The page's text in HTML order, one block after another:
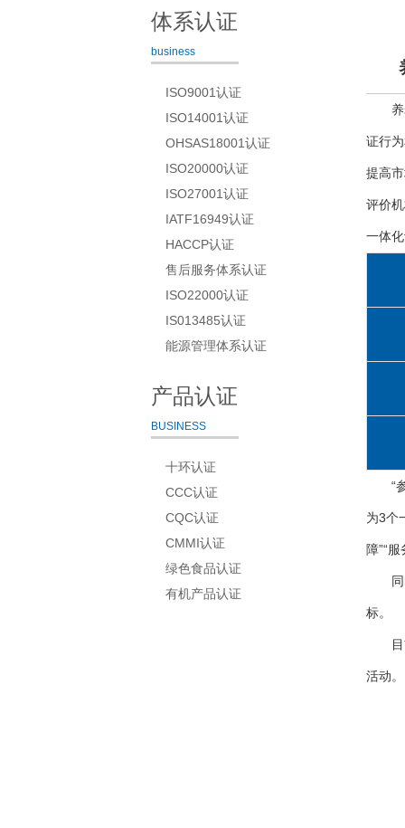
证行
提高
评价
一体
“
为3个
障”“
标。
活动。
体系认证
business
ISO9001认证
ISO14001认证
OHSAS18001认证
ISO20000认证
ISO27001认证
IATF16949认证
HACCP认证
售后服务体系认证
ISO22000认证
IS013485认证
能源管理体系认证
产品认证
BUSINESS
十环认证
CCC认证
CQC认证
CMMI认证
绿色食品认证
有机产品认证